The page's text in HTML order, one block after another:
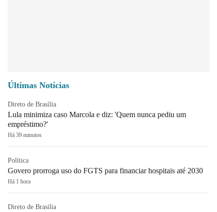
Últimas Notícias
Direto de Brasília
Lula minimiza caso Marcola e diz: 'Quem nunca pediu um
empréstimo?'
Há 39 minutos
Política
Govero prorroga uso do FGTS para financiar hospitais até 2030
Há 1 hora
Direto de Brasília